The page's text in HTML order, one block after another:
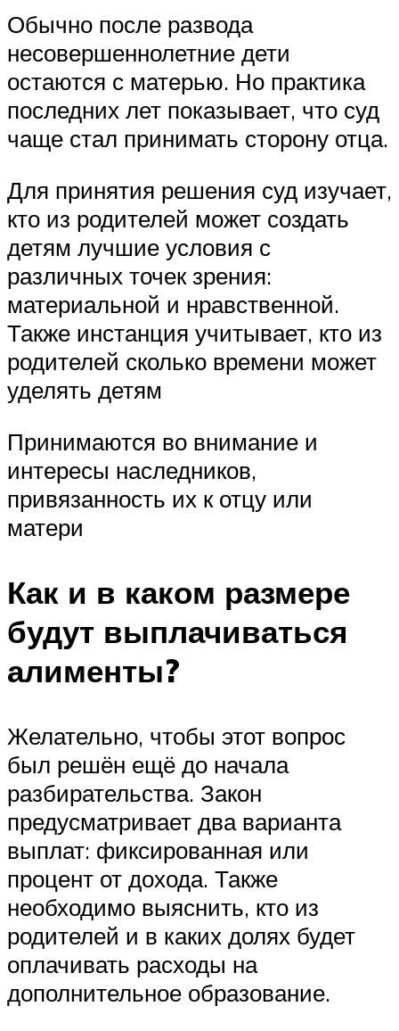
Обычно после развода
несовершеннолетние дети
остаются с матерью. Но практика
последних лет показывает, что суд
чаще стал принимать сторону отца.
Для принятия решения суд изучает,
кто из родителей может создать
детям лучшие условия с
различных точек зрения:
материальной и нравственной.
Также инстанция учитывает, кто из
родителей сколько времени может
уделять детям
Принимаются во внимание и
интересы наследников,
привязанность их к отцу или
матери
Как и в каком размере
будут выплачиваться
алименты?
Желательно, чтобы этот вопрос
был решён ещё до начала
разбирательства. Закон
предусматривает два варианта
выплат: фиксированная или
процент от дохода. Также
необходимо выяснить, кто из
родителей и в каких долях будет
оплачивать расходы на
дополнительное образование.